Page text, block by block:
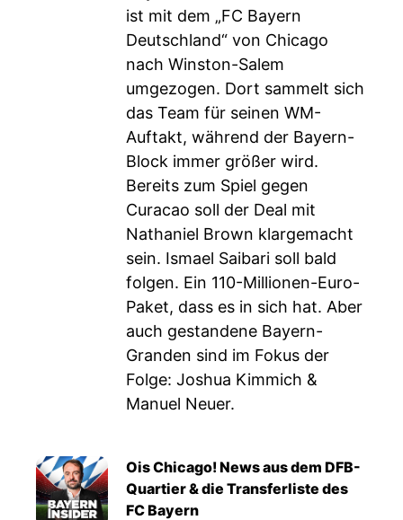
ist mit dem „FC Bayern
Deutschland“ von Chicago
nach Winston-Salem
umgezogen. Dort sammelt sich
das Team für seinen WM-
Auftakt, während der Bayern-
Block immer größer wird.
Bereits zum Spiel gegen
Curacao soll der Deal mit
Nathaniel Brown klargemacht
sein. Ismael Saibari soll bald
folgen. Ein 110-Millionen-Euro-
Paket, dass es in sich hat. Aber
auch gestandene Bayern-
Granden sind im Fokus der
Folge: Joshua Kimmich &
Manuel Neuer.
Ois Chicago! News aus dem DFB-
Quartier & die Transferliste des
FC Bayern